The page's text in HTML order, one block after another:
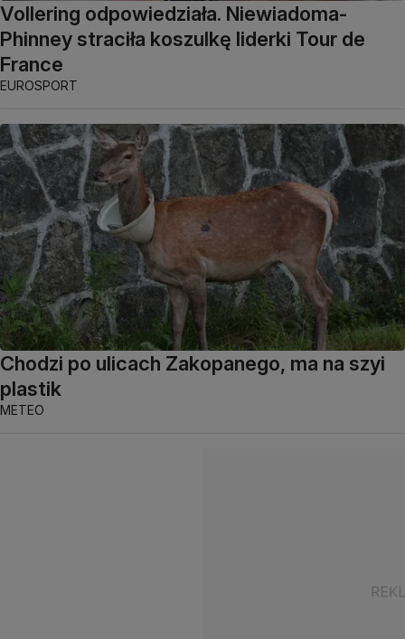
Vollering odpowiedziała. Niewiadoma-
Phinney straciła koszulkę liderki Tour de
France
EUROSPORT
Chodzi po ulicach Zakopanego, ma na szyi
plastik
METEO